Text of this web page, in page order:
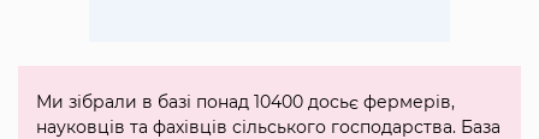
Ми зібрали в базі понад 10400 досьє фермерів,
науковців та фахівців сільського господарства. База